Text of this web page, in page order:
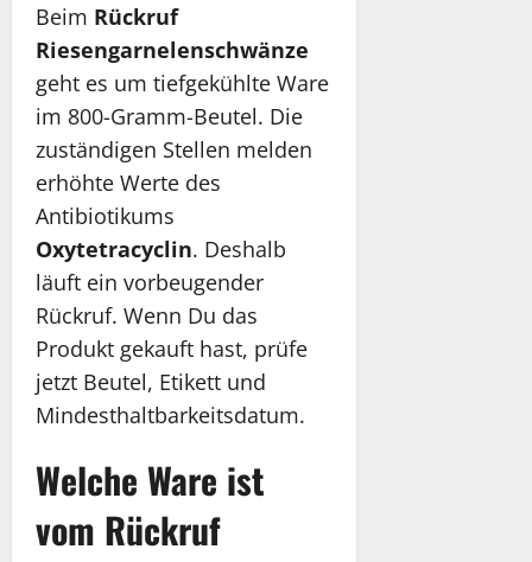
Beim Rückruf
Riesengarnelenschwänze
geht es um tiefgekühlte Ware
im 800-Gramm-Beutel. Die
zuständigen Stellen melden
erhöhte Werte des
Antibiotikums
Oxytetracyclin. Deshalb
läuft ein vorbeugender
Rückruf. Wenn Du das
Produkt gekauft hast, prüfe
jetzt Beutel, Etikett und
Mindesthaltbarkeitsdatum.
Welche Ware ist
vom Rückruf